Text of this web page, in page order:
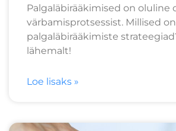
Palgaläbirääkimised on oluline
värbamisprotsessist. Millised
palgaläbirääkimiste
lähemalt!
Loe lisaks »